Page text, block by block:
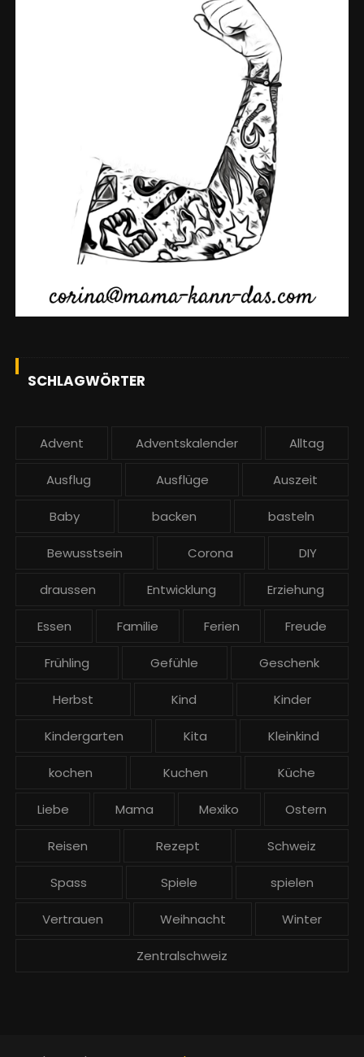
SCHLAGWÖRTER
Advent Adventskalender Alltag
Ausflug Ausflüge Auszeit
Baby backen basteln
Bewusstsein Corona DIY
draussen Entwicklung Erziehung
Essen Familie Ferien Freude
Frühling Gefühle Geschenk
Herbst Kind Kinder
Kindergarten Kita Kleinkind
kochen Kuchen Küche
Liebe Mama Mexiko Ostern
Reisen Rezept Schweiz
Spass Spiele spielen
Vertrauen Weihnacht Winter
Zentralschweiz